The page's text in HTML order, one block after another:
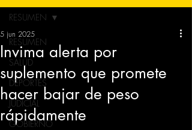
RESUMEN
SALUD
DEPORTES
JUDICIAL
GOBIERNO
RESUMEN
Invima alerta por
suplemento que promete
hacer bajar de peso
rápidamente
5 jun 2025